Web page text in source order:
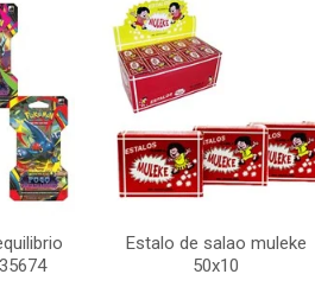
Estalo de salao muleke
50x10